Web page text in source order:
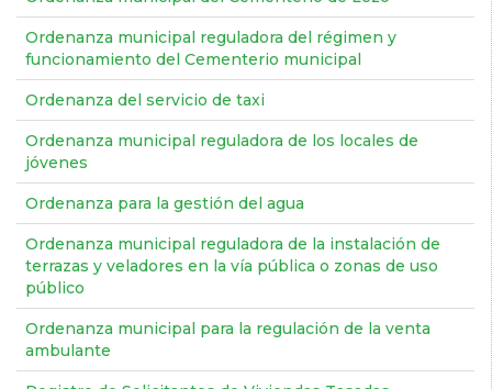
Ordenanza municipal reguladora del régimen y
funcionamiento del Cementerio municipal
Ordenanza del servicio de taxi
Ordenanza municipal reguladora de los locales de
jóvenes
Ordenanza para la gestión del agua
Ordenanza municipal reguladora de la instalación de
terrazas y veladores en la vía pública o zonas de uso
público
Ordenanza municipal para la regulación de la venta
ambulante